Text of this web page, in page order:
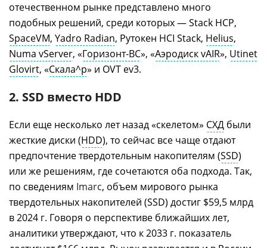
отечественном рынке представлено много
подобных решений, среди которых — Stack HCP,
SpaceVM, Yadro Radian, Рутокен HCI Stack, Helius,
Numa vServer, «Горизонт-ВС», «Аэродиск vAIR», Utinet
Glovirt, «Скала^р» и OVT ev3.
2. SSD вместо HDD
Если еще несколько лет назад «скелетом» СХД были
жесткие диски (HDD), то сейчас все чаще отдают
предпочтение твердотельным накопителям (SSD)
или же решениям, где сочетаются оба подхода. Так,
по сведениям Imarc, объем мирового рынка
твердотельных накопителей (SSD) достиг $59,5 млрд
в 2024 г. Говоря о перспективе ближайших лет,
аналитики утверждают, что к 2033 г. показатель